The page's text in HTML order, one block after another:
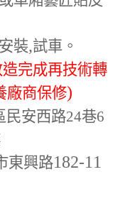
安裝,試車。
造完成再技術轉
廠商保修)
民安西路24巷6
東興路182-11